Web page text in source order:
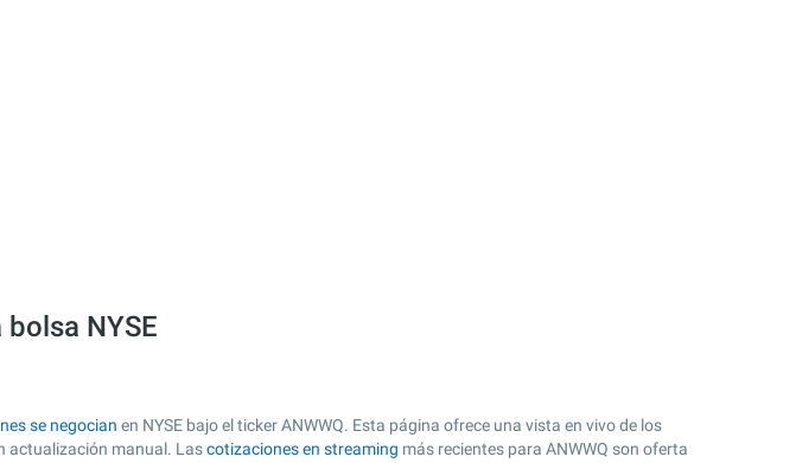
NYSE
se negocian en NYSE bajo el ticker ANWWQ. Esta página ofrece una vista en vivo de los
actualización manual. Lascotizaciones en streaming más recientes para ANWWQ son oferta